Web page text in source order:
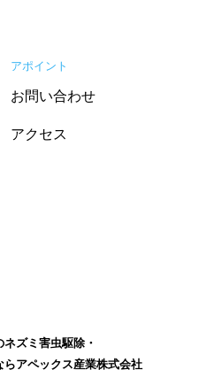
アポイント
お問い合わせ
アクセス
ズミ害虫駆除・
らアペックス産業株式会社